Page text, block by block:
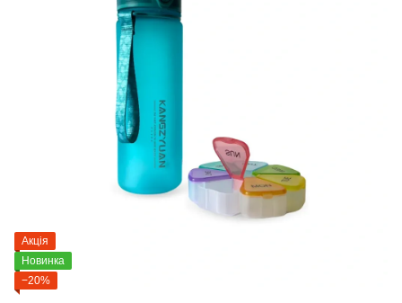
Акція
Новинка
−20%